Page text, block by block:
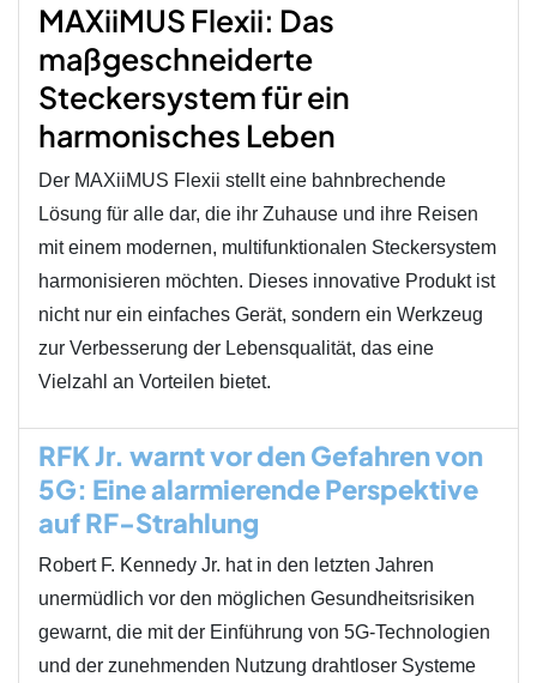
MAXiiMUS Flexii: Das
maßgeschneiderte
Steckersystem für ein
harmonisches Leben
Der MAXiiMUS Flexii stellt eine bahnbrechende
Lösung für alle dar, die ihr Zuhause und ihre Reisen
mit einem modernen, multifunktionalen Steckersystem
harmonisieren möchten. Dieses innovative Produkt ist
nicht nur ein einfaches Gerät, sondern ein Werkzeug
zur Verbesserung der Lebensqualität, das eine
Vielzahl an Vorteilen bietet.
RFK Jr. warnt vor den Gefahren von
5G: Eine alarmierende Perspektive
auf RF-Strahlung
Robert F. Kennedy Jr. hat in den letzten Jahren
unermüdlich vor den möglichen Gesundheitsrisiken
gewarnt, die mit der Einführung von 5G-Technologien
und der zunehmenden Nutzung drahtloser Systeme